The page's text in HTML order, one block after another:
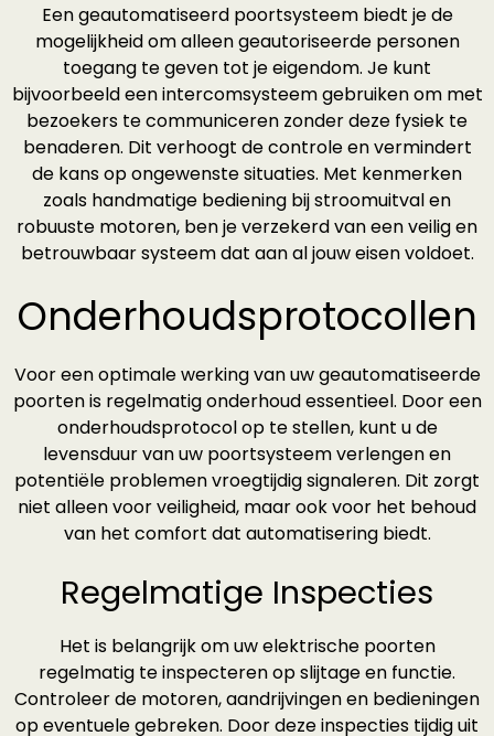
Een geautomatiseerd poortsysteem biedt je de
mogelijkheid om alleen geautoriseerde personen
toegang te geven tot je eigendom. Je kunt
bijvoorbeeld een intercomsysteem gebruiken om met
bezoekers te communiceren zonder deze fysiek te
benaderen. Dit verhoogt de controle en vermindert
de kans op ongewenste situaties. Met kenmerken
zoals handmatige bediening bij stroomuitval en
robuuste motoren, ben je verzekerd van een veilig en
betrouwbaar systeem dat aan al jouw eisen voldoet.
Onderhoudsprotocollen
Voor een optimale werking van uw geautomatiseerde
poorten is regelmatig onderhoud essentieel. Door een
onderhoudsprotocol op te stellen, kunt u de
levensduur van uw poortsysteem verlengen en
potentiële problemen vroegtijdig signaleren. Dit zorgt
niet alleen voor veiligheid, maar ook voor het behoud
van het comfort dat automatisering biedt.
Regelmatige Inspecties
Het is belangrijk om uw elektrische poorten
regelmatig te inspecteren op slijtage en functie.
Controleer de motoren, aandrijvingen en bedieningen
op eventuele gebreken. Door deze inspecties tijdig uit